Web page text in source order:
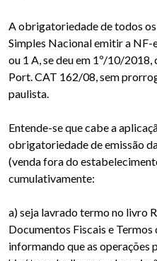
A obrigatoriedade de todos
Simples Nacional emitir a NF-
ou 1 A, se deu em 1º/10/2018,
Port. CAT 162/08, sem
paulista.
Entende-se que cabe a
obrigatoriedade de emissão
(venda fora do
cumulativamente:
a) seja lavrado termo no livro
Documentos Fiscais e
informando que as operações